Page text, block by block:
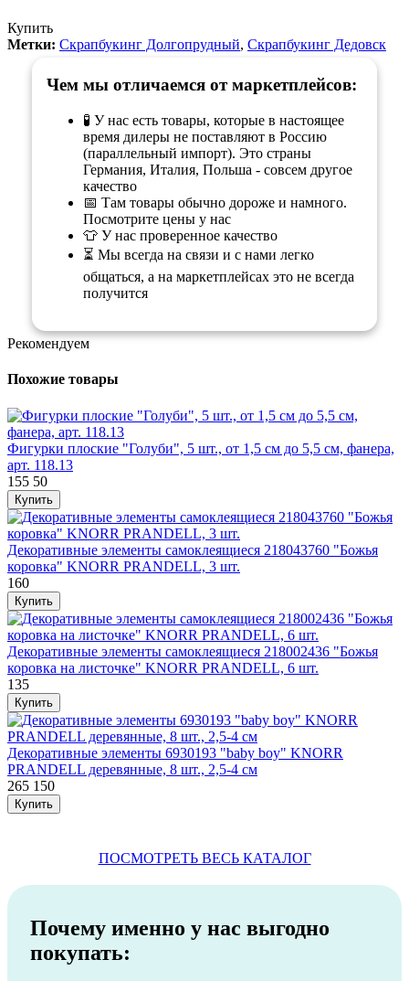
Купить
Метки: Скрапбукинг Долгопрудный, Скрапбукинг Дедовск
Чем мы отличаемся от маркетплейсов:
🧪 У нас есть товары, которые в настоящее
время дилеры не поставляют в Россию
(параллельный импорт). Это страны
Германия, Италия, Польша - совсем другое
качество
📅 Там товары обычно дороже и намного.
Посмотрите цены у нас
👕 У нас проверенное качество
⏳ Мы всегда на связи и с нами легко
общаться, а на маркетплейсах это не всегда
получится
Рекомендуем
Похожие товары
Фигурки плоские "Голуби", 5 шт., от 1,5 см до 5,5 см, фанера,
арт. 118.13
155 50
Декоративные элементы самоклеящиеся 218043760 "Божья
коровка" KNORR PRANDELL, 3 шт.
160
Декоративные элементы самоклеящиеся 218002436 "Божья
коровка на листочке" KNORR PRANDELL, 6 шт.
135
Декоративные элементы 6930193 "baby boy" KNORR
PRANDELL деревянные, 8 шт., 2,5-4 см
265 150
ПОСМОТРЕТЬ ВЕСЬ КАТАЛОГ
Почему именно у нас выгодно
покупать: